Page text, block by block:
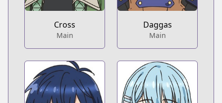
Cross
Main
Daggas
Main